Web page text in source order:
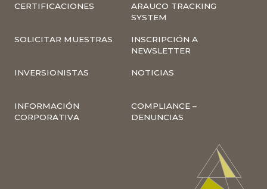
CERTIFICACIONES
ARAUCO TRACKING
SYSTEM
SOLICITAR MUESTRAS
INSCRIPCIÓN A
NEWSLETTER
INVERSIONISTAS NOTICIAS
INFORMACIÓN
CORPORATIVA
COMPLIANCE –
DENUNCIAS